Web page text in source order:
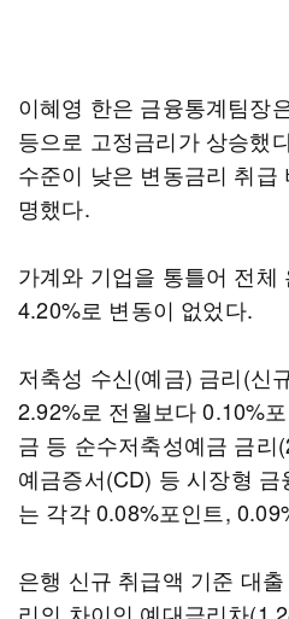
이혜영 한은 금융통계팀장
등으로 고정금리가 상승했
수준이 낮은 변동금리 취급
명했다.
가계와 기업을 통틀어 전체
4.20%로 변동이 없었다.
저축성 수신(예금) 금리(신
2.92%로 전월보다 0.10%
금 등 순수저축성예금 금리
예금증서(CD) 등 시장형
는 각각 0.08%포인트,
은행 신규 취급액 기준 대